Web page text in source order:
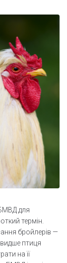
для
термін.
бройлерів —
птиця
на її